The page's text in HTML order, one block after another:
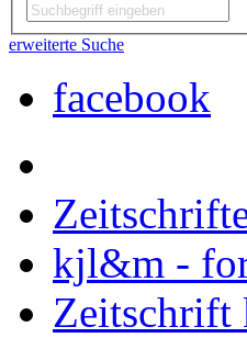
erweiterte Suche
facebook
kjl&m -
Zeitschrift